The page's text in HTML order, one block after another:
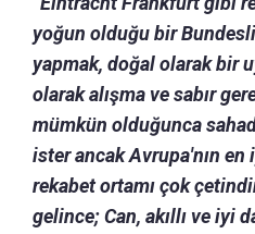
yoğun olduğu bir
yapmak, doğal olarak bir
olarak alışma ve sabır
mümkün olduğunca
ister ancak Avrupa'nın
rekabet ortamı çok
gelince; Can, akıllı ve iyi